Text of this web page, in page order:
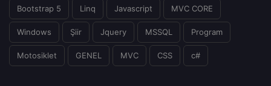
Bootstrap 5 Linq Javascript MVC CORE
Windows Şiir Jquery MSSQL Program
Motosiklet GENEL MVC CSS c#